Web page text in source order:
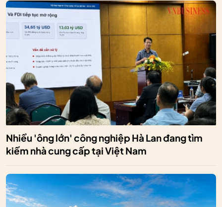
Nhiều 'ông lớn' công nghiệp Hà Lan đang tìm
kiếm nhà cung cấp tại Việt Nam